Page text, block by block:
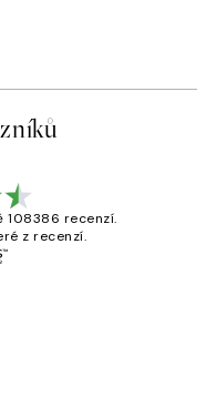
108386 recenzí.
z recenzí.